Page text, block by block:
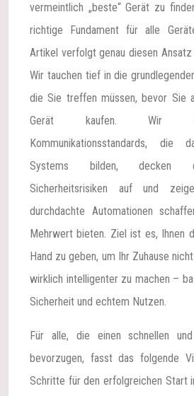
vermeintlich „beste“ Gerät zu
richtige Fundament für alle
Artikel verfolgt genau diesen
Wir tauchen tief in die
die Sie treffen müssen, bevor Sie
Gerät kaufen. Wir
Kommunikationsstandards, die
Systems bilden, decken
Sicherheitsrisiken auf und
durchdachte Automationen
Mehrwert bieten. Ziel ist es, Ihnen
Hand zu geben, um Ihr Zuhause
wirklich intelligenter zu machen –
Sicherheit und echtem Nutzen.
Für alle, die einen schnellen
bevorzugen, fasst das folgende
Schritte für den erfolgreichen Start